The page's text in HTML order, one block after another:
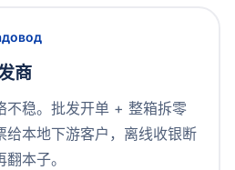
商
不稳。批发开单 + 整箱拆零
给本地下游客户，离线收银断
本子。